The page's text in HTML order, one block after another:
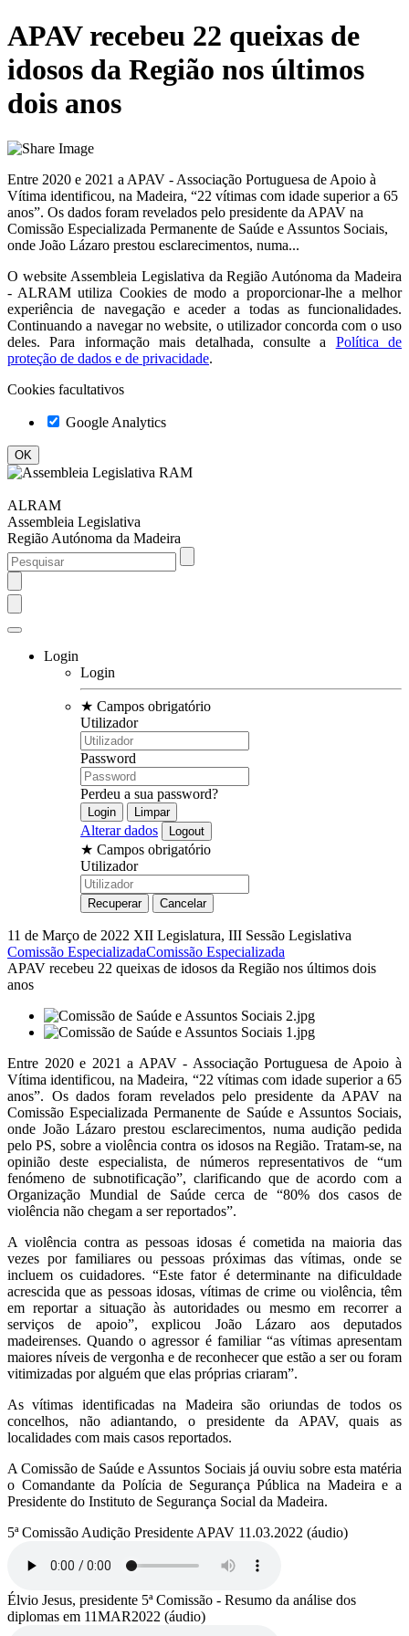
APAV recebeu 22 queixas de
idosos da Região nos últimos
dois anos
Entre 2020 e 2021 a APAV - Associação Portuguesa de Apoio à
Vítima identificou, na Madeira, “22 vítimas com idade superior a 65
anos”. Os dados foram revelados pelo presidente da APAV na
Comissão Especializada Permanente de Saúde e Assuntos Sociais,
onde João Lázaro prestou esclarecimentos, numa...
O website Assembleia Legislativa da Região Autónoma da Madeira
- ALRAM utiliza Cookies de modo a proporcionar-lhe a melhor
experiência de navegação e aceder a todas as funcionalidades.
Continuando a navegar no website, o utilizador concorda com o uso
deles. Para informação mais detalhada, consulte a
Política de
proteção de dados e de privacidade.
Cookies facultativos
Google Analytics
ALRAM
Assembleia Legislativa
Região Autónoma da Madeira
Login
Login
★ Campos obrigatório
Utilizador
Password
Perdeu a sua password?
Alterar dados
★ Campos obrigatório
Utilizador
11 de Março de 2022 XII Legislatura, III Sessão Legislativa
Comissão EspecializadaComissão Especializada
APAV recebeu 22 queixas de idosos da Região nos últimos dois
anos
Entre 2020 e 2021 a APAV - Associação Portuguesa de Apoio à
Vítima identificou, na Madeira, “22 vítimas com idade superior a 65
anos”. Os dados foram revelados pelo presidente da APAV na
Comissão Especializada Permanente de Saúde e Assuntos Sociais,
onde João Lázaro prestou esclarecimentos, numa audição pedida
pelo PS, sobre a violência contra os idosos na Região. Tratam-se, na
opinião deste especialista, de números representativos de “um
fenómeno de subnotificação”, clarificando que de acordo com a
Organização Mundial de Saúde cerca de “80% dos casos de
violência não chegam a ser reportados”.
A violência contra as pessoas idosas é cometida na maioria das
vezes por familiares ou pessoas próximas das vítimas, onde se
incluem os cuidadores. “Este fator é determinante na dificuldade
acrescida que as pessoas idosas, vítimas de crime ou violência, têm
em reportar a situação às autoridades ou mesmo em recorrer a
serviços de apoio”, explicou João Lázaro aos deputados
madeirenses. Quando o agressor é familiar “as vítimas apresentam
maiores níveis de vergonha e de reconhecer que estão a ser ou foram
vitimizadas por alguém que elas próprias criaram”.
As vítimas identificadas na Madeira são oriundas de todos os
concelhos, não adiantando, o presidente da APAV, quais as
localidades com mais casos reportados.
A Comissão de Saúde e Assuntos Sociais já ouviu sobre esta matéria
o Comandante da Polícia de Segurança Pública na Madeira e a
Presidente do Instituto de Segurança Social da Madeira.
5ª Comissão Audição Presidente APAV 11.03.2022 (áudio)
Élvio Jesus, presidente 5ª Comissão - Resumo da análise dos
diplomas em 11MAR2022 (áudio)